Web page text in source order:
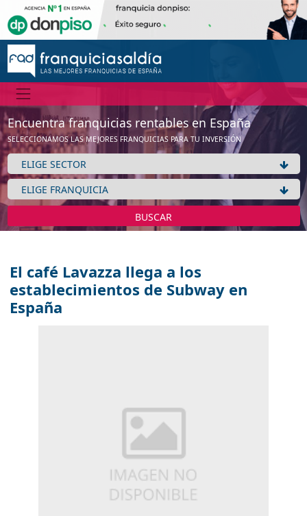
Encuentra franquicias rentables en España
SELECCIONAMOS LAS MEJORES FRANQUICIAS PARA TU INVERSIÓN
BUSCAR
El café Lavazza llega a los
establecimientos de Subway en
España